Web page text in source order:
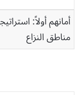
أمانهم أولاً:
مناطق النزاع